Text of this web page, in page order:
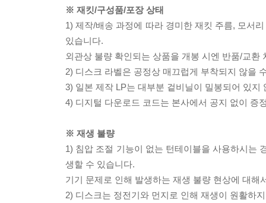
※ 재킷/구성품/포장 상태
1) 제작/배송 과정에 따라 경미한 재킷 주름, 모서
있습니다.
외관상 불량 확인되는 상품을 개봉 시엔 반품/교환
2) 디스크 라벨은 공정상 매끄럽게 부착되지 않을
3) 일본 제작 LP는 대부분 겉비닐이 밀봉되어 있지
4) 디지털 다운로드 코드는 본사에서 공지 없이 증
※ 재생 불량
1) 침압 조절 기능이 없는 턴테이블을 사용하시는
생할 수 있습니다.
기기 문제로 인해 발생하는 재생 불량 현상에 대
2) 디스크는 정전기와 먼지로 인해 재생이 원활하